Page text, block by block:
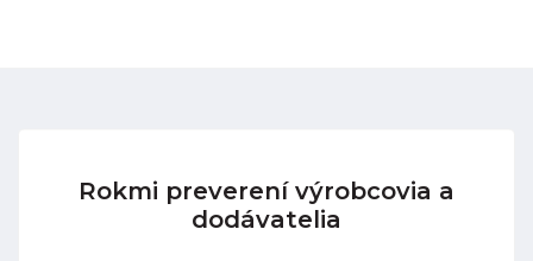
Rokmi preverení výrobcovia a
dodávatelia